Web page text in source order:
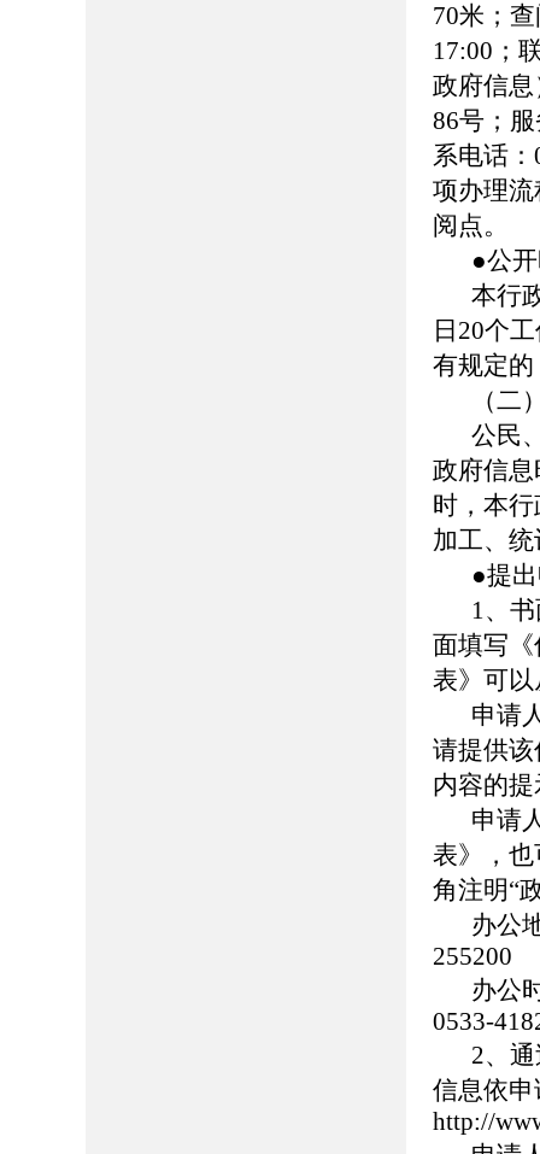
70米；
17:00；
政府信
86号；
系电话
项办理
阅点。
●公
本行
日20个
有规定
（二
公民
政府信
时，本
加工、
●提
1、
面填写
表》可
申请
请提供
内容的
申请
表》，
角注明“
办公
255200
办公
0533-
2、
信息依
http://